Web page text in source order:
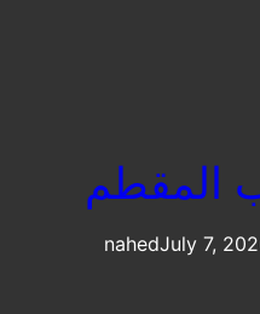
المقطم
nahedJuly 7,